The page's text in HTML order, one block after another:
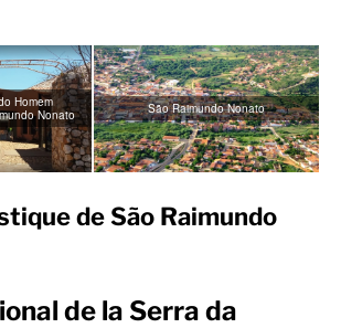
Homem
Nonato
São Raimundo Nonato
de São Raimundo
de la Serra da